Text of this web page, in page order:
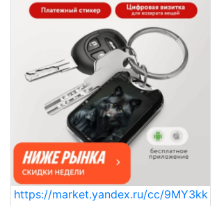
https://market.yandex.ru/cc/9MY3kk